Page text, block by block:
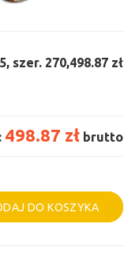
szer. 270,498.87 zł
498.87 zł brutto
DO KOSZYKA